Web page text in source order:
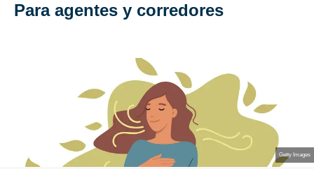
Para agentes y corredores
Getty Images